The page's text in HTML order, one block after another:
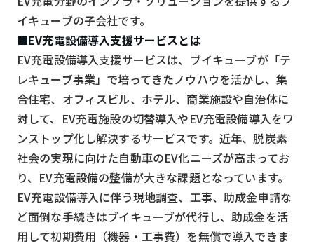
ドローン
ロボット
スマート物流
IoT
DX
ニュース
デジタルサイネージ
カメラ
Wi-Fi
イキューブの子会社です。
■EV充電設備導入支援サービスとは
EV充電設備導入支援サービスは、ブイキューブが「テ
レキューブ事業」で培ってきたノウハウを活かし、集
合住宅、オフィスビル、ホテル、商業施設や自治体に
対して、EV充電施設の切替導入やEV充電設備導入をワ
ンストップ化し解決するサービスです。近年、脱炭素
社会の実現に向けた自動車のEV化ニーズが高まってお
り、EV充電設備の整備が大きな課題となっています。
EV充電設備導入に伴う現地調査、工事、助成金申請な
ど面倒な手続きはブイキューブが代行し、助成金を活
用して初期費用（機器・工事費）を無償で導入できま